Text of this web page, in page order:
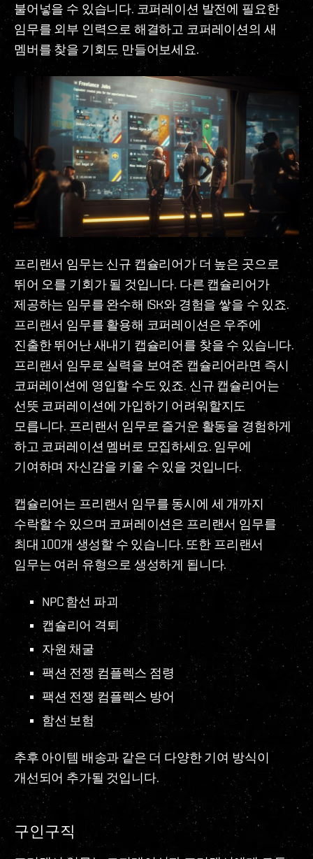
불어넣을 수 있습니다. 코퍼레이션 발전에 필요한
임무를 외부 인력으로 해결하고 코퍼레이션의 새
멤버를 찾을 기회도 만들어보세요.
프리랜서 임무는 신규 캡슐리어가 더 높은 곳으로
뛰어 오를 기회가 될 것입니다. 다른 캡슐리어가
제공하는 임무를 완수해 ISK와 경험을 쌓을 수 있죠.
프리랜서 임무를 활용해 코퍼레이션은 우주에
진출한 뛰어난 새내기 캡슐리어를 찾을 수 있습니다.
프리랜서 임무로 실력을 보여준 캡슐리어라면 즉시
코퍼레이션에 영입할 수도 있죠. 신규 캡슐리어는
선뜻 코퍼레이션에 가입하기 어려워할지도
모릅니다. 프리랜서 임무로 즐거운 활동을 경험하게
하고 코퍼레이션 멤버로 모집하세요. 임무에
기여하며 자신감을 키울 수 있을 것입니다.
캡슐리어는 프리랜서 임무를 동시에 세 개까지
수락할 수 있으며 코퍼레이션은 프리랜서 임무를
최대 100개 생성할 수 있습니다. 또한 프리랜서
임무는 여러 유형으로 생성하게 됩니다.
NPC 함선 파괴
캡슐리어 격퇴
자원 채굴
팩션 전쟁 컴플렉스 점령
팩션 전쟁 컴플렉스 방어
함선 보험
추후 아이템 배송과 같은 더 다양한 기여 방식이
개선되어 추가될 것입니다.
구인구직